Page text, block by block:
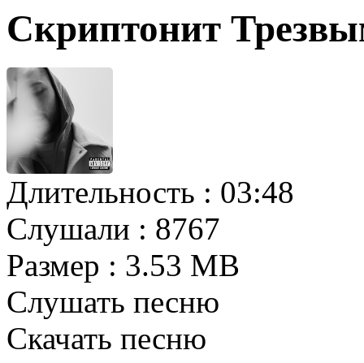
Скриптонит
Длительность : 03:48
Слушали : 8767
Размер : 3.53 MB
Слушать песню
Скачать песню